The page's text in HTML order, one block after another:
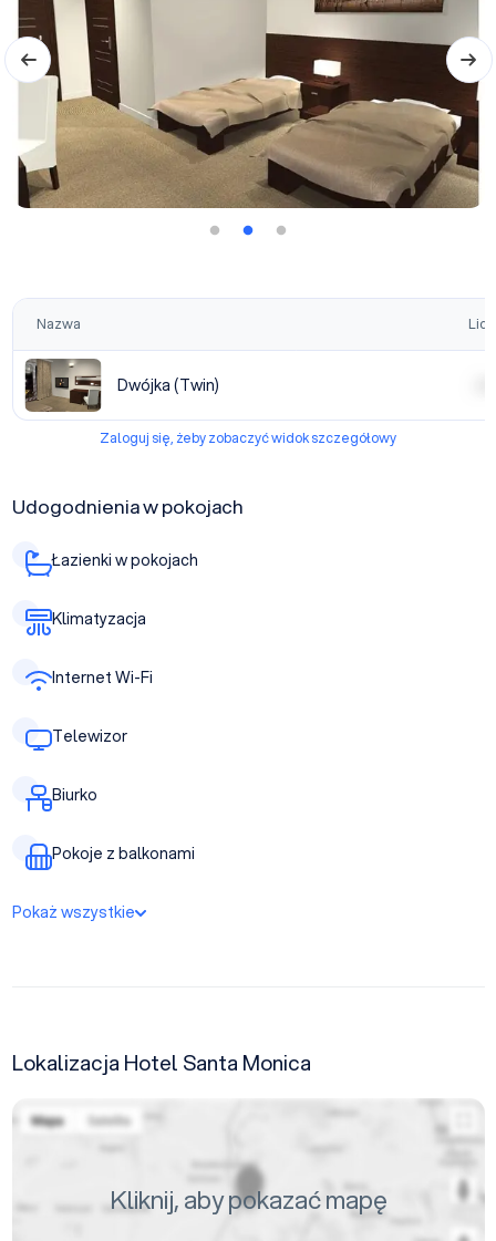
Nazwa
Dwójka (Twin)
Zaloguj się, żeby zobaczyć widok szczegółowy
Udogodnienia w pokojach
Łazienki w pokojach
Klimatyzacja
Internet Wi-Fi
Telewizor
Biurko
Pokoje z balkonami
Pokaż wszystkie
Lokalizacja Hotel Santa Monica
Kliknij, aby pokazać mapę